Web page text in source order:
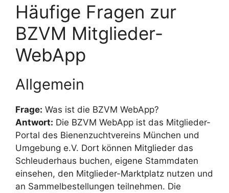
Häufige Fragen zur
BZVM Mitglieder-
WebApp
Allgemein
Frage: Was ist die BZVM WebApp?
Antwort: Die BZVM WebApp ist das Mitglieder-
Portal des Bienenzuchtvereins München und
Umgebung e.V. Dort können Mitglieder das
Schleuderhaus buchen, eigene Stammdaten
einsehen, den Mitglieder-Marktplatz nutzen und
an Sammelbestellungen teilnehmen. Die